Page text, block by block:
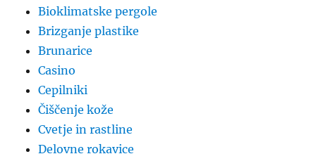
Bioklimatske pergole
Brizganje plastike
Brunarice
Casino
Cepilniki
Čiščenje kože
Cvetje in rastline
Delovne rokavice